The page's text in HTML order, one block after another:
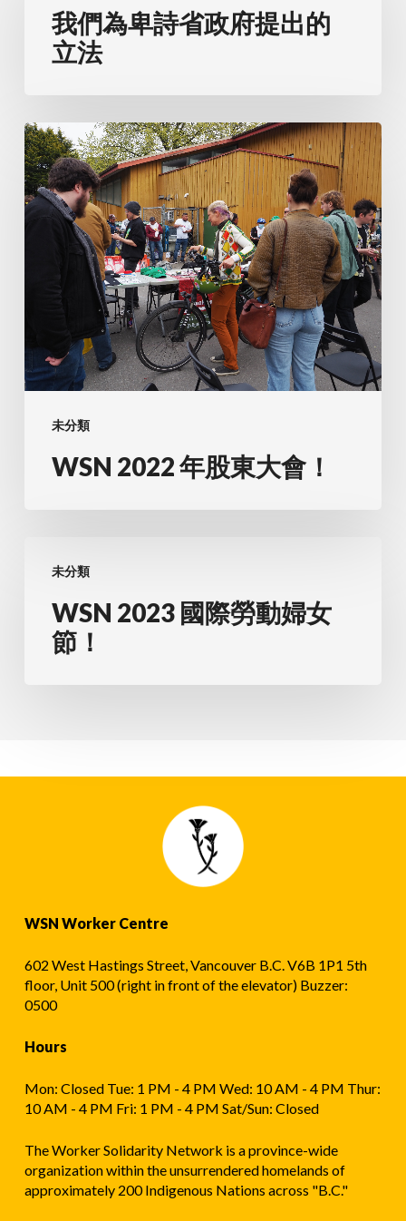
政
府
提
出
我們為卑詩省政府提出的
立法
未分類
WSN
2022
年
股
會！
WSN 2022 年股東大會！
未分類
2023
WSN 2023 國際勞動婦女
節！
WSN Worker Centre
602 West Hastings Street, Vancouver B.C. V6B 1P1 5th
floor, Unit 500 (right in front of the elevator) Buzzer:
0500
Hours
Mon: Closed Tue: 1 PM - 4 PM Wed: 10 AM - 4 PM Thur:
10 AM - 4 PM Fri: 1 PM - 4 PM Sat/Sun: Closed
The Worker Solidarity Network is a province-wide
organization within the unsurrendered homelands of
approximately 200 Indigenous Nations across "B.C."